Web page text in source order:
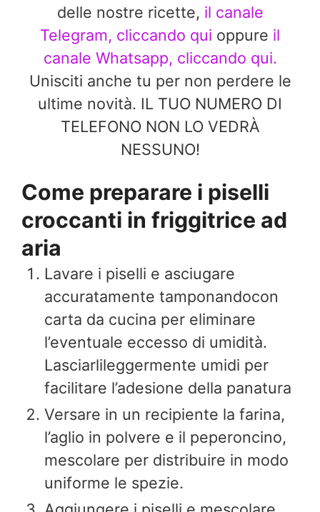
delle nostre ricette, il canale
Telegram, cliccando qui oppure il
canale Whatsapp, cliccando qui.
Unisciti anche tu per non perdere le
ultime novità. IL TUO NUMERO DI
TELEFONO NON LO VEDRÀ
NESSUNO!
Come preparare i piselli
croccanti in friggitrice ad
aria
Lavare i piselli e asciugare
accuratamente tamponandocon
carta da cucina per eliminare
l’eventuale eccesso di umidità.
Lasciarlileggermente umidi per
facilitare l’adesione della panatura
Versare in un recipiente la farina,
l’aglio in polvere e il peperoncino,
mescolare per distribuire in modo
uniforme le spezie.